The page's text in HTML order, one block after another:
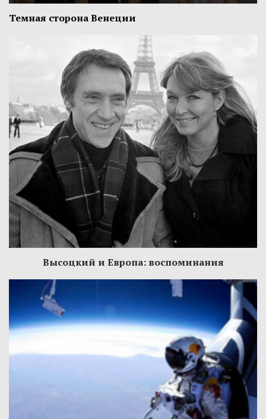
Темная сторона Венеции
Высоцкий и Европа: воспоминания